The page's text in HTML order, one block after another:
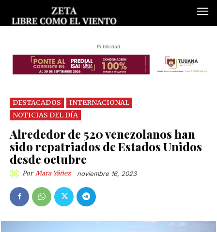
Publicidad
DESTACADOS
INTERNACIONAL
NOTICIAS DEL DÍA
Alrededor de 520 venezolanos han
sido repatriados de Estados Unidos
desde octubre
Por Mara Yáñez noviembre 16, 2023